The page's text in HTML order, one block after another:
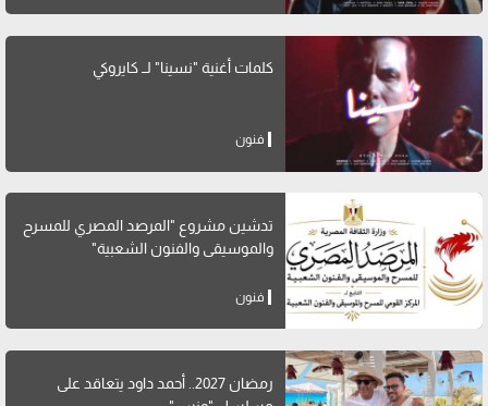
كلمات أغنية "نسينا" لــ كايروكي
فنون
تدشين مشروع "المرصد المصري للمسرح
والموسيقى والفنون الشعبية"
فنون
رمضان 2027.. أحمد داود يتعاقد على